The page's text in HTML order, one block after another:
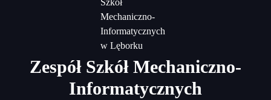
Zespół Szkół Mechaniczno-
Informatycznych